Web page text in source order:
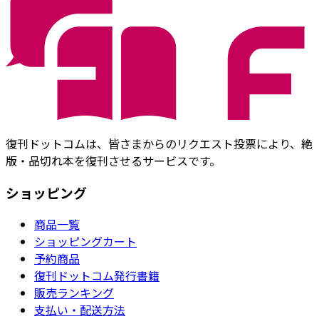
復刊ドットコムは、皆さまからのリクエスト投票により、絶
版・品切れ本を復刊させるサービスです。
ショッピング
商品一覧
ショッピングカート
予約商品
復刊ドットコム発行書籍
販売ランキング
支払い・配送方法